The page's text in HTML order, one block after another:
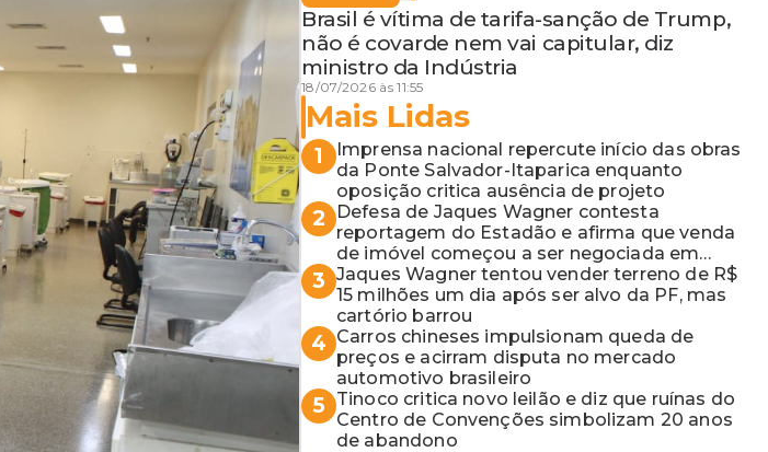
Brasil é vítima de tarifa-sanção de Trump,
não é covarde nem vai capitular, diz
ministro da Indústria
18/07/2026 às 11:55
Mais Lidas
1
Imprensa nacional repercute início das obras
da Ponte Salvador-Itaparica enquanto
oposição critica ausência de projeto
2
Defesa de Jaques Wagner contesta
reportagem do Estadão e afirma que venda
de imóvel começou a ser negociada em
2024
3 Jaques Wagner tentou vender terreno de R$
15 milhões um dia após ser alvo da PF, mas
cartório barrou
4 Carros chineses impulsionam queda de
preços e acirram disputa no mercado
automotivo brasileiro
5
Tinoco critica novo leilão e diz que ruínas do
Centro de Convenções simbolizam 20 anos
de abandono